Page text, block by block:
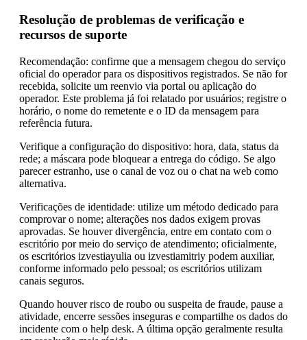
Resolução de problemas de verificação e
recursos de suporte
Recomendação: confirme que a mensagem chegou do serviço
oficial do operador para os dispositivos registrados. Se não for
recebida, solicite um reenvio via portal ou aplicação do
operador. Este problema já foi relatado por usuários; registre o
horário, o nome do remetente e o ID da mensagem para
referência futura.
Verifique a configuração do dispositivo: hora, data, status da
rede; a máscara pode bloquear a entrega do código. Se algo
parecer estranho, use o canal de voz ou o chat na web como
alternativa.
Verificações de identidade: utilize um método dedicado para
comprovar o nome; alterações nos dados exigem provas
aprovadas. Se houver divergência, entre em contato com o
escritório por meio do serviço de atendimento; oficialmente,
os escritórios izvestiayulia ou izvestiamitriy podem auxiliar,
conforme informado pelo pessoal; os escritórios utilizam
canais seguros.
Quando houver risco de roubo ou suspeita de fraude, pause a
atividade, encerre sessões inseguras e compartilhe os dados do
incidente com o help desk. A última opção geralmente resulta